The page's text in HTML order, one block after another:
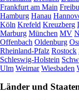
Frankfurt am Main
Hamburg Hanau
Köln Krefeld Kreuzberg
Marburg München MV
Offenbach Oldenburg
Rheinland-Pfalz Rostock
Schleswig-Holstein
Ulm Weimar Wiesbaden
Länder und